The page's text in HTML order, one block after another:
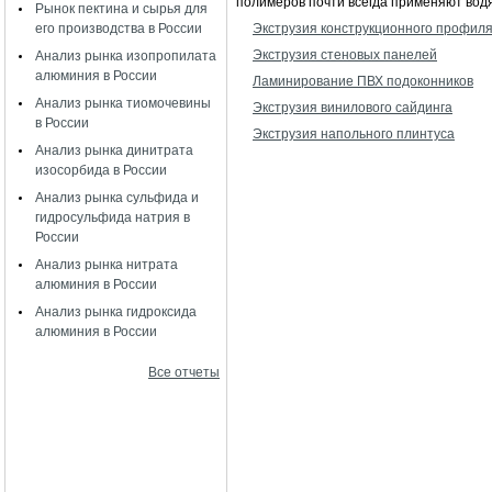
Рынок пектина и сырья для
его производства в России
Анализ рынка изопропилата
алюминия в России
Анализ рынка тиомочевины
в России
Анализ рынка динитрата
изосорбида в России
Анализ рынка сульфида и
гидросульфида натрия в
России
Анализ рынка нитрата
алюминия в России
Анализ рынка гидроксида
алюминия в России
Все отчеты
Экструзия конструкционного профиля
Экструзия стеновых панелей
Ламинирование ПВХ подоконников
Экструзия винилового сайдинга
Экструзия напольного плинтуса